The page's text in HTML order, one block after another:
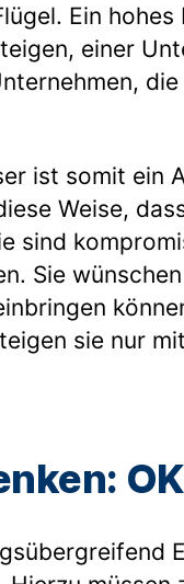
Ein
einer
ist somit ein
Weise,
sind
Sie
sie nur